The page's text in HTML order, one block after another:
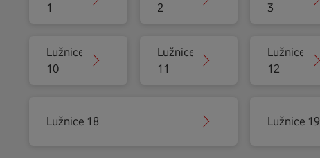
1
2
3
Lužnice
10
Lužnice
11
Lužnice
12
Lužnice 18 Lužnice 19